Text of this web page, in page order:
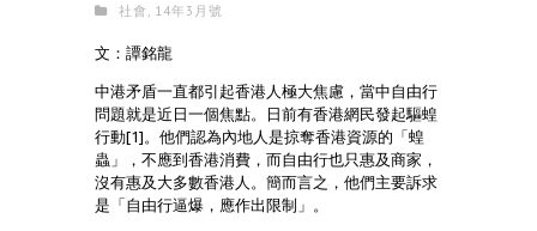
社會 , 14年3月號
文：譚銘龍
中港矛盾一直都引起香港人極大焦慮，當中自由行
問題就是近日一個焦點。日前有香港網民發起驅蝗
行動[1]。他們認為內地人是掠奪香港資源的「蝗
蟲」，不應到香港消費，而自由行也只惠及商家，
沒有惠及大多數香港人。簡而言之，他們主要訴求
是「自由行逼爆，應作出限制」。